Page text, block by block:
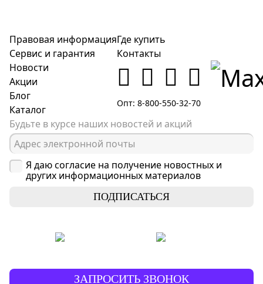
Правовая информация
Сервис и гарантия
Новости
Акции
Блог
Каталог
Где купить
Контакты
Опт: 8-800-550-32-70
Будьте в курсе наших новостей и акций
Я даю согласие на получение новостных и
других информационных материалов
ПОДПИСАТЬСЯ
ЗАПРОСИТЬ ЗВОНОК